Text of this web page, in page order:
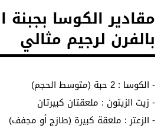
مقادير الكوسا بجبنة
بالفرن لرجيم مثالي
- الكوسا : 2 حبة (متوسط الحجم)
- زيت الزيتون : ملعقتان كبيرتان
- الزعتر : ملعقة كبيرة (طازج أو مجفف)